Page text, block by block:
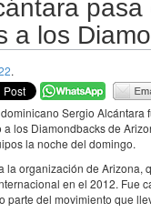
pasa
a los
.
Sergio Alcántara
los Diamondbacks de
la noche del domingo.
la organización de Arizona,
en el 2012. Fue
parte del movimiento que